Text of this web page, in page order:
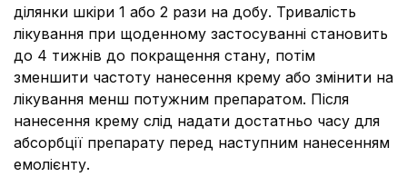
ділянки шкіри 1 або 2 рази на добу. Тривалість
лікування при щоденному застосуванні становить
до 4 тижнів до покращення стану, потім
зменшити частоту нанесення крему або змінити на
лікування менш потужним препаратом. Після
нанесення крему слід надати достатньо часу для
абсорбції препарату перед наступним нанесенням
емолієнту.